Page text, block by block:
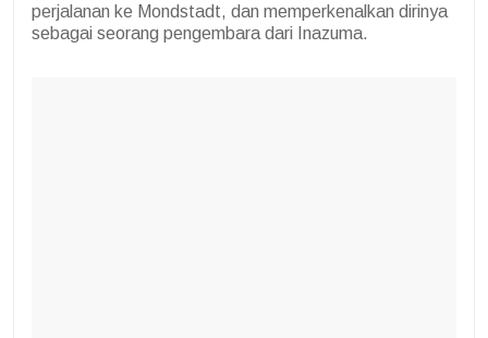
perjalanan ke Mondstadt, dan memperkenalkan dirinya
sebagai seorang pengembara dari Inazuma.